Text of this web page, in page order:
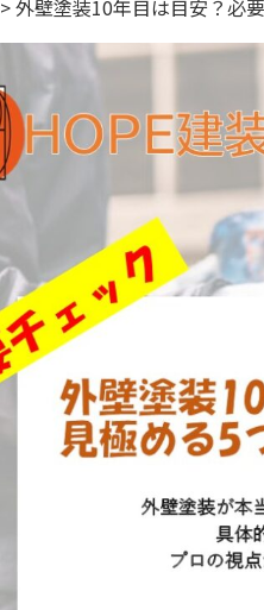
> 外壁塗装10年目は目安？必